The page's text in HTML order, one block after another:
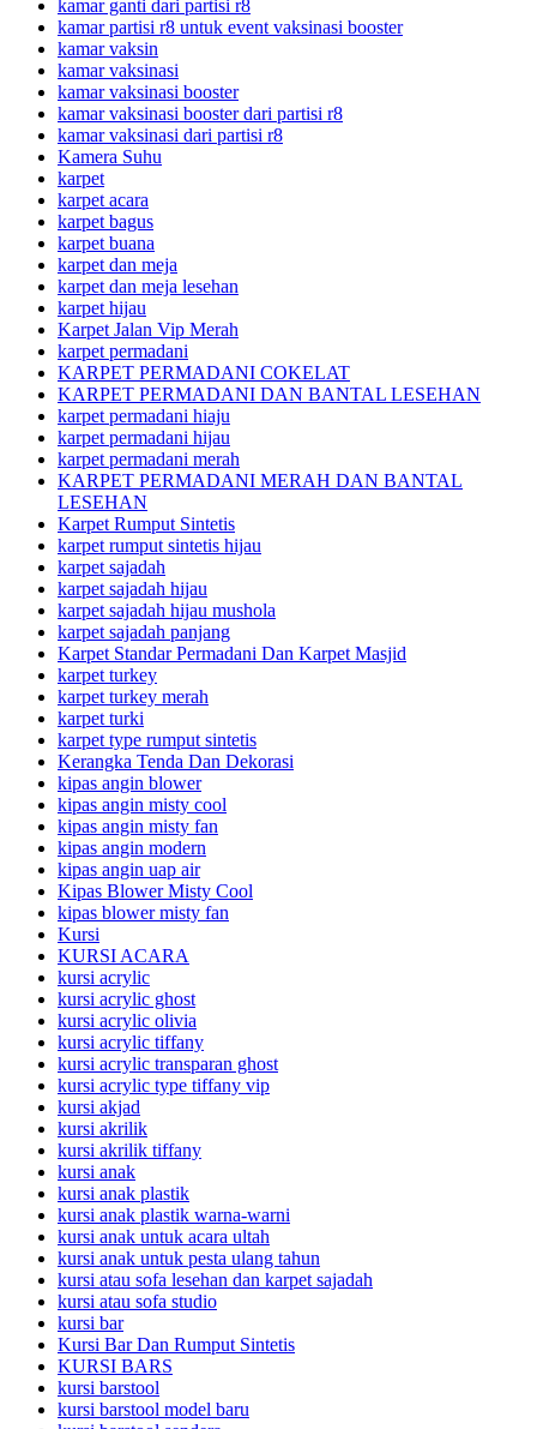
kamar ganti dari partisi r8
kamar partisi r8 untuk event vaksinasi booster
kamar vaksin
kamar vaksinasi
kamar vaksinasi booster
kamar vaksinasi booster dari partisi r8
kamar vaksinasi dari partisi r8
Kamera Suhu
karpet
karpet acara
karpet bagus
karpet buana
karpet dan meja
karpet dan meja lesehan
karpet hijau
Karpet Jalan Vip Merah
karpet permadani
KARPET PERMADANI COKELAT
KARPET PERMADANI DAN BANTAL LESEHAN
karpet permadani hiaju
karpet permadani hijau
karpet permadani merah
KARPET PERMADANI MERAH DAN BANTAL
LESEHAN
Karpet Rumput Sintetis
karpet rumput sintetis hijau
karpet sajadah
karpet sajadah hijau
karpet sajadah hijau mushola
karpet sajadah panjang
Karpet Standar Permadani Dan Karpet Masjid
karpet turkey
karpet turkey merah
karpet turki
karpet type rumput sintetis
Kerangka Tenda Dan Dekorasi
kipas angin blower
kipas angin misty cool
kipas angin misty fan
kipas angin modern
kipas angin uap air
Kipas Blower Misty Cool
kipas blower misty fan
Kursi
KURSI ACARA
kursi acrylic
kursi acrylic ghost
kursi acrylic olivia
kursi acrylic tiffany
kursi acrylic transparan ghost
kursi acrylic type tiffany vip
kursi akjad
kursi akrilik
kursi akrilik tiffany
kursi anak
kursi anak plastik
kursi anak plastik warna-warni
kursi anak untuk acara ultah
kursi anak untuk pesta ulang tahun
kursi atau sofa lesehan dan karpet sajadah
kursi atau sofa studio
kursi bar
Kursi Bar Dan Rumput Sintetis
KURSI BARS
kursi barstool
kursi barstool model baru